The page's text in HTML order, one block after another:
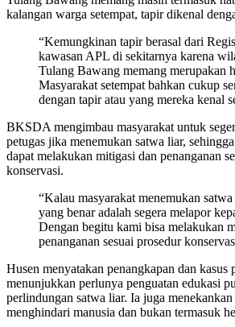
kalangan warga setempat, tapir dikenal
“Kemungkinan tapir berasal dari
kawasan APL di sekitarnya karena
Tulang Bawang memang merupakan
Masyarakat setempat bahkan cukup
dengan tapir atau yang mereka kenal
BKSDA mengimbau masyarakat untuk
petugas jika menemukan satwa liar,
dapat melakukan mitigasi dan penanganan
konservasi.
“Kalau masyarakat menemukan
yang benar adalah segera melapor
Dengan begitu kami bisa melakukan
penanganan sesuai prosedur
Husen menyatakan penangkapan dan kasus
menunjukkan perlunya penguatan edukasi
perlindungan satwa liar. Ia juga
menghindari manusia dan bukan termasuk